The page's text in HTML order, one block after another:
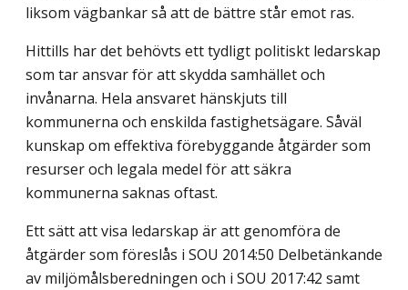
liksom vägbankar så att de bättre står emot ras.
Hittills har det behövts ett tydligt politiskt ledarskap
som tar ansvar för att skydda samhället och
invånarna. Hela ansvaret hänskjuts till
kommunerna och enskilda fastighetsägare. Såväl
kunskap om effektiva förebyggande åtgärder som
resurser och legala medel för att säkra
kommunerna saknas oftast.
Ett sätt att visa ledarskap är att genomföra de
åtgärder som föreslås i SOU 2014:50 Delbetänkande
av miljömålsberedningen och i SOU 2017:42 samt